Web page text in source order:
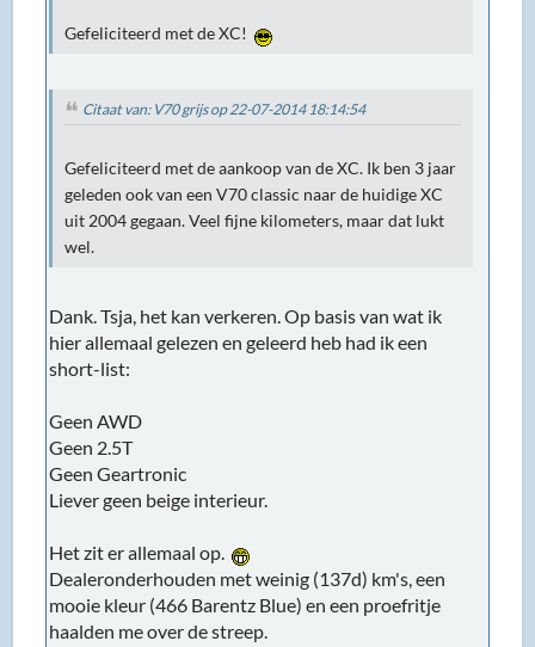
Gefeliciteerd met de XC!
Citaat van: V70 grijs op 22-07-2014 18:14:54
Gefeliciteerd met de aankoop van de XC. Ik ben 3 jaar
geleden ook van een V70 classic naar de huidige XC
uit 2004 gegaan. Veel fijne kilometers, maar dat lukt
wel.
Dank. Tsja, het kan verkeren. Op basis van wat ik
hier allemaal gelezen en geleerd heb had ik een
short-list:
Geen AWD
Geen 2.5T
Geen Geartronic
Liever geen beige interieur.
Het zit er allemaal op.
Dealeronderhouden met weinig (137d) km's, een
mooie kleur (466 Barentz Blue) en een proefritje
haalden me over de streep.